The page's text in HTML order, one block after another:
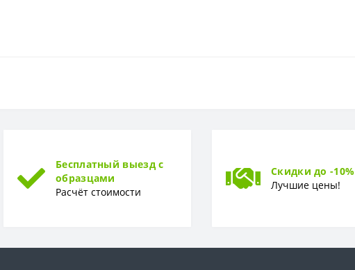
368 x 248 см
Бесплатный выезд с
образцами
Расчёт стоимости
Скидки до -10%
Лучшие цены!